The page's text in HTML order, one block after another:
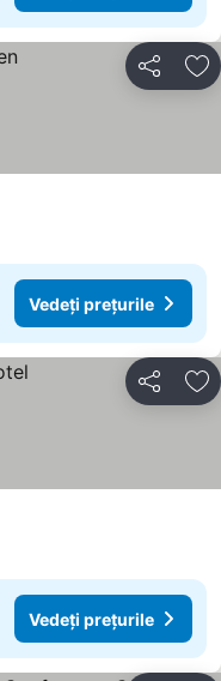
Distribuiți
Vedeți prețurile
Distribuiți
Vedeți prețurile